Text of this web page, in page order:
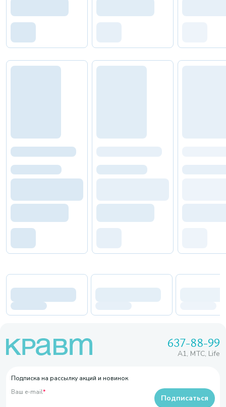
637-88-99
A1, МТС, Life
Подписка на рассылку акций и новинок
Ваш e-mail*
Подписаться